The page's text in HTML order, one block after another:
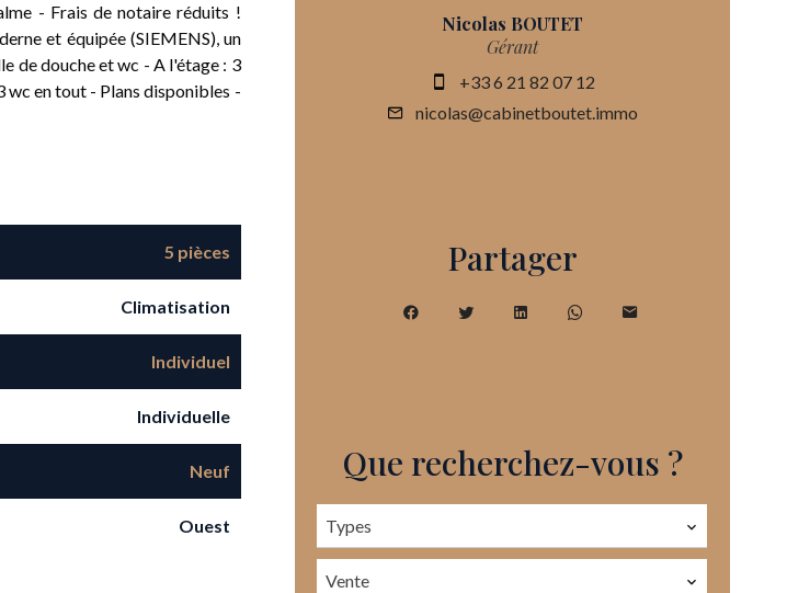
- Frais de notaire réduits !
et équipée (SIEMENS), un
de douche et wc - A l'étage : 3
wc en tout - Plans disponibles -
5 pièces
Climatisation
Individuel
Individuelle
Neuf
Ouest
Nicolas BOUTET
Gérant
+33 6 21 82 07 12
nicolas@cabinetboutet.immo
Partager
Que recherchez-vous ?
Types
Vente